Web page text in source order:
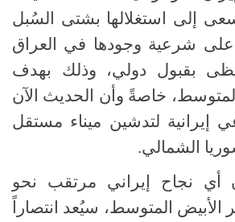
إلى استغلالها بشتى السُبل
على شرعية وجودها في العراق
بقبول دولي، وذلك بهدف
المتوسط، خاصةً وأن الحديث الآن
لتدشين ميناء مستقل
الشمالي.
نجاح إيراني مرتقب نحو
الأبيض المتوسط، سيُعد انتصاراً